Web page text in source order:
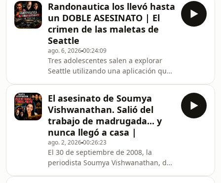
nunca llegaría a clase. Su cuerpo
apareció horas después en una
antigua zona de extracción de carbón
y durante casi seis décadas su
asesinato permaneció sin resolver.
Durante años, cientos de
investigadores intentaron descubrir
quién había matado a Marise. Pero e
Randonautica los llevó hasta
un DOBLE ASESINATO | El
crimen de las maletas de
Seattle
ago. 6, 202600:24:09
Tres adolescentes salen a explorar
Seattle utilizando una aplicación que
para grabar un vídeo de TikTok
termina convirtiéndose en el inicio de
una investigación por un doble
asesinato que conmocionó a Estados
Unidos.En este episodio de El Caso,
crímenes de ayer y de hoy,
reconstruimos paso a paso el
conocido como caso Randon
El asesinato de Soumya
Vishwanathan. Salió del
trabajo de madrugada... y
nunca llegó a casa |
ago. 2, 202600:26:23
El 30 de septiembre de 2008, la
periodista Soumya Vishwanathan, de